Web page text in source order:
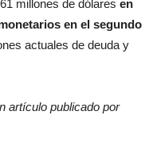
millones de dólares en
en el segundo
actuales de deuda y
artículo publicado por